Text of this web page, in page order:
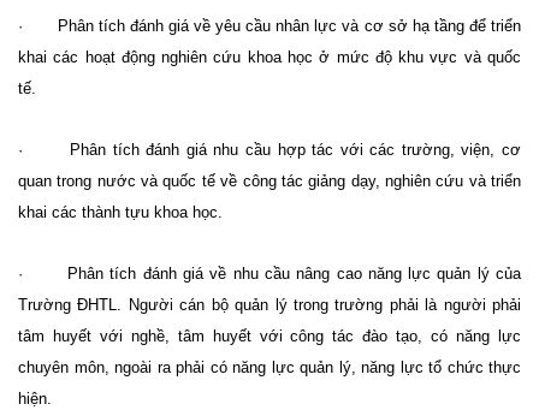
· Phân tích đánh giá về yêu cầu nhân lực và cơ sở hạ tầng để triển
khai các hoạt động nghiên cứu khoa học ở mức độ khu vực và quốc
tế.
· Phân tích đánh giá nhu cầu hợp tác với các trường, viện, cơ
quan trong nước và quốc tế về công tác giảng dạy, nghiên cứu và triển
khai các thành tựu khoa học.
· Phân tích đánh giá về nhu cầu nâng cao năng lực quản lý của
Trường ĐHTL. Người cán bộ quản lý trong trường phải là người phải
tâm huyết với nghề, tâm huyết với công tác đào tạo, có năng lực
chuyên môn, ngoài ra phải có năng lực quản lý, năng lực tổ chức thực
hiện.